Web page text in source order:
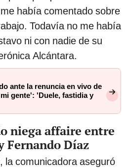
había comentado sobre
Todavía no me había
ni con nadie de su
Alcántara.
ante la renuncia en vivo de
gente': 'Duele, fastidia y
niega affaire entre
Díaz
la comunicadora aseguró